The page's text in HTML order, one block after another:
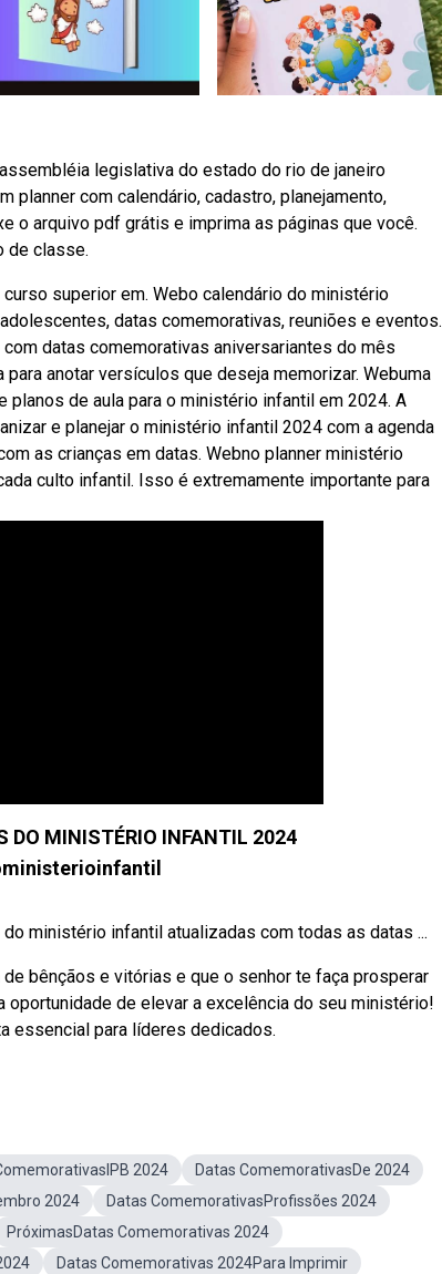
legislativa do estado do rio de janeiro
planner com calendário, cadastro, planejamento,
o arquivo pdf grátis e imprima as páginas que você.
de classe.
superior em. Webo calendário do ministério
datas comemorativas, reuniões e eventos.
datas comemorativas aniversariantes do mês
anotar versículos que deseja memorizar. Webuma
de aula para o ministério infantil em 2024. A
e planejar o ministério infantil 2024 com a agenda
as crianças em datas. Webno planner ministério
culto infantil. Isso é extremamente importante para
DO MINISTÉRIO INFANTIL 2024
ministério infantil atualizadas com todas as datas ...
bênçãos e vitórias e que o senhor te faça prosperar
de elevar a excelência do seu ministério!
essencial para líderes dedicados.
2024
Datas ComemorativasDe 2024
2024
Datas ComemorativasProfissões 2024
PróximasDatas Comemorativas 2024
Datas Comemorativas 2024Para Imprimir